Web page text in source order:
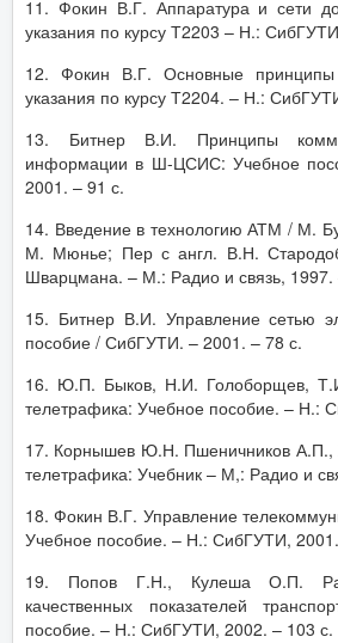
11. Фокин В.Г. Аппаратура и сети
указания по курсу Т2203 – Н.:
12. Фокин В.Г. Основные
указания по курсу Т2204. – Н.:
13. Битнер В.И. Принципы
информации в Ш-ЦСИС: Учебное
2001. – 91 с.
14. Введение в технологию АТМ / М.
М. Мюнье; Пер с англ. В.Н.
Шварцмана. – М.: Радио и связь, 1997.
15. Битнер В.И. Управление сетью
пособие / СибГУТИ. – 2001. – 78 с.
16. Ю.П. Быков, Н.И. Голоборщев,
телетрафика: Учебное пособие. – Н.:
17. Корнышев Ю.Н. Пшеничников А.П.,
телетрафика: Учебник – М,: Радио и
18. Фокин В.Г. Управление
Учебное пособие. – Н.: СибГУТИ,
19. Попов Г.Н., Кулеша О.П.
качественных показателей
пособие. – Н.: СибГУТИ, 2002. – 103 с.